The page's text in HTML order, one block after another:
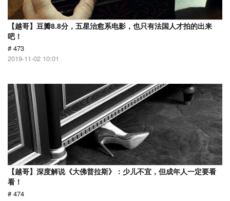
【越哥】豆瓣8.8分，五星治愈系电影，也只有法国人才拍的出来
吧！
# 473
2019-11-02 10:01
【越哥】深度解说《大佛普拉斯》：少儿不宜，但成年人一定要看
看！
# 474